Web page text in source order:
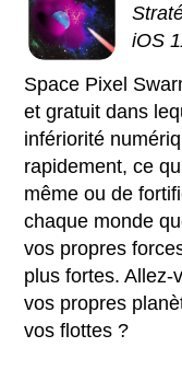
iOS
Space Pixel
et gratuit dans
infériorité
rapidement, ce
même ou de
chaque monde
vos propres
plus fortes. Allez-
vos propres
vos flottes ?